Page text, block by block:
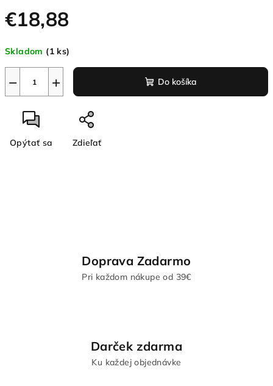
€18,88
cena:
Skladom (1 ks)
+
− Do košíka
Opýtať sa Zdieľať
Doprava Zadarmo
Pri každom nákupe od 39€
Darček zdarma
Ku každej objednávke